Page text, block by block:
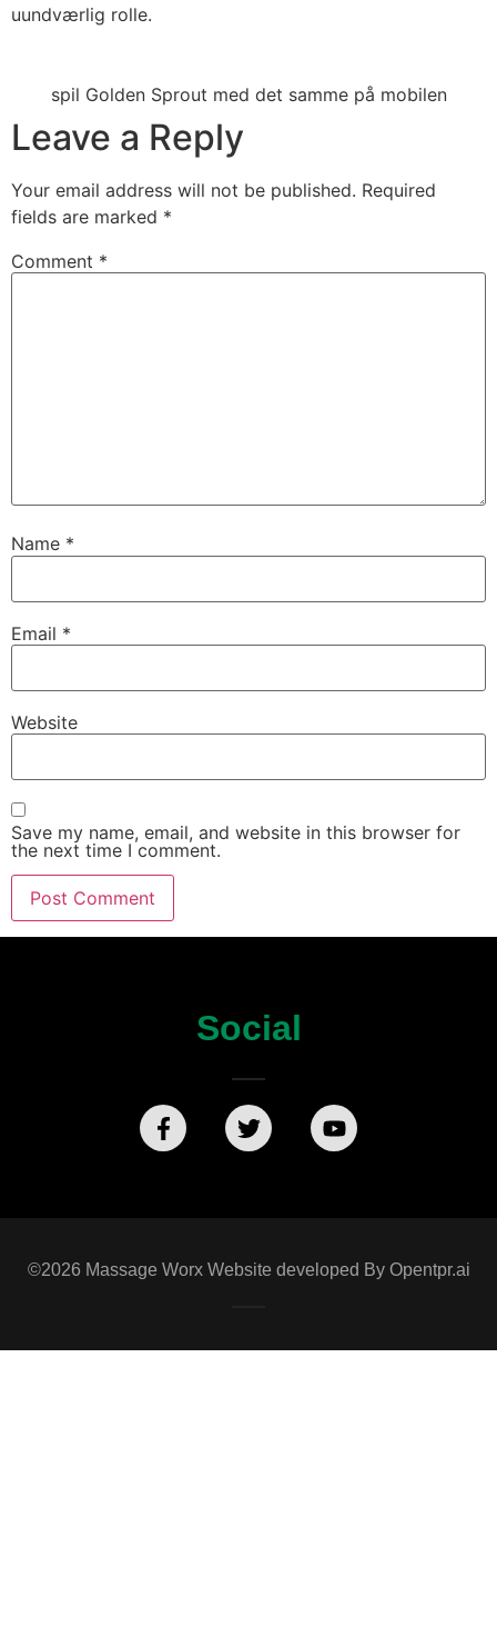
uundværlig rolle.
spil Golden Sprout med det samme på mobilen
Leave a Reply
Your email address will not be published. Required
fields are marked *
Comment *
Name *
Email *
Website
Save my name, email, and website in this browser for
the next time I comment.
Social
©2026 Massage Worx Website developed By Opentpr.ai